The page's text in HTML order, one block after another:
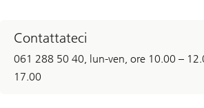
Contattateci
061 288 50 40, lun-ven, ore 10.00 –
17.00